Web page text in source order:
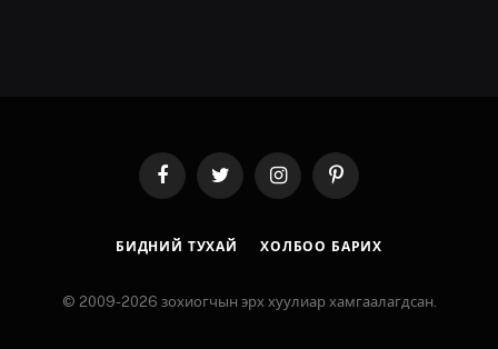
FacebookTwitter InstagramPinterest
БИДНИЙ ТУХАЙ ХОЛБОО БАРИХ
© 2009-2026 зохиогчын эрх хуулиар хамгаалагдсан.